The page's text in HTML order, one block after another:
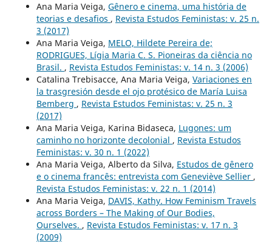
Ana Maria Veiga, Gênero e cinema, uma história de
teorias e desafios , Revista Estudos Feministas: v. 25 n.
3 (2017)
Ana Maria Veiga, MELO, Hildete Pereira de;
RODRIGUES, Lígia Maria C. S. Pioneiras da ciência no
Brasil. , Revista Estudos Feministas: v. 14 n. 3 (2006)
Catalina Trebisacce, Ana Maria Veiga, Variaciones en
la trasgresión desde el ojo protésico de María Luisa
Bemberg , Revista Estudos Feministas: v. 25 n. 3
(2017)
Ana Maria Veiga, Karina Bidaseca, Lugones: um
caminho no horizonte decolonial , Revista Estudos
Feministas: v. 30 n. 1 (2022)
Ana Maria Veiga, Alberto da Silva, Estudos de gênero
e o cinema francês: entrevista com Geneviève Sellier ,
Revista Estudos Feministas: v. 22 n. 1 (2014)
Ana Maria Veiga, DAVIS, Kathy. How Feminism Travels
across Borders – The Making of Our Bodies,
Ourselves. , Revista Estudos Feministas: v. 17 n. 3
(2009)